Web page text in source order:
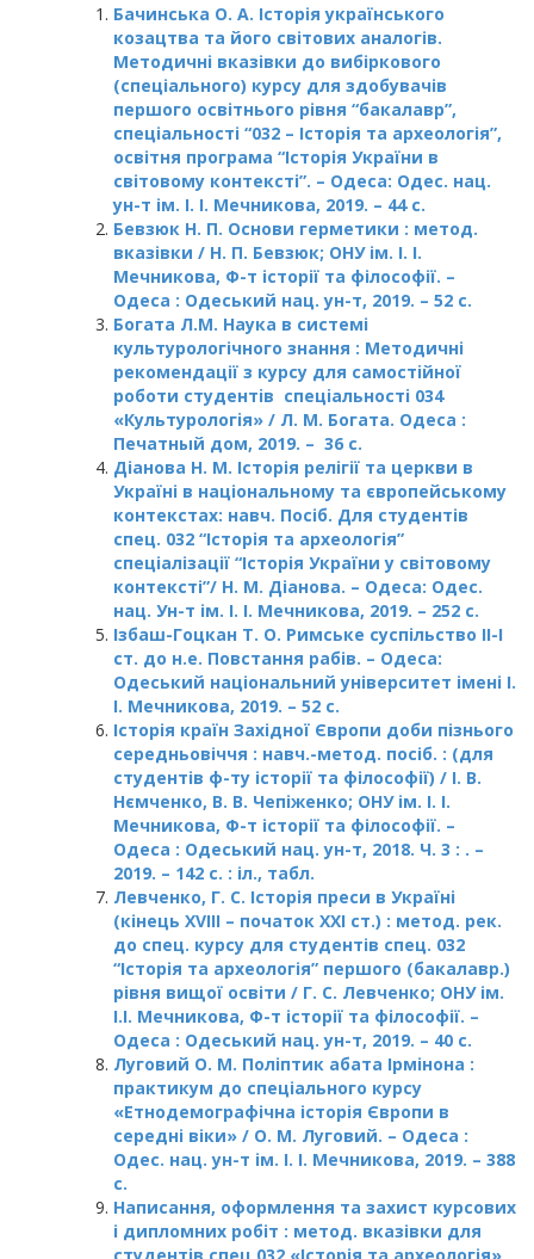
Бачинська О. А. Історія українського
козацтва та його світових аналогів.
Методичні вказівки до вибіркового
(спеціального) курсу для здобувачів
першого освітнього рівня “бакалавр”,
спеціальності “032 – Історія та археологія”,
освітня програма “Історія України в
світовому контексті”. – Одеса: Одес. нац.
ун-т ім. І. І. Мечникова, 2019. – 44 с.
Бевзюк Н. П. Основи герметики : метод.
вказівки / Н. П. Бевзюк; ОНУ ім. І. І.
Мечникова, Ф-т історії та філософії. –
Одеса : Одеський нац. ун-т, 2019. – 52 с.
Богата Л.М. Наука в системі
культурологічного знання : Методичні
рекомендації з курсу для самостiйноï
роботи студентiв спецiальностi 034
«Культурологiя» / Л. М. Богата. Одеса :
Печатный дом, 2019. – 36 с.
Діанова Н. М. Історія релігії та церкви в
Україні в національному та європейському
контекстах: навч. Посіб. Для студентів
спец. 032 “Історія та археологія”
спеціалізації “Історія України у світовому
контексті”/ Н. М. Діанова. – Одеса: Одес.
нац. Ун-т ім. І. І. Мечникова, 2019. – 252 с.
Ізбаш-Гоцкан Т. О. Римське суспільство II-I
ст. до н.е. Повстання рабів. – Одеса:
Одеський національний університет імені І.
І. Мечникова, 2019. – 52 с.
Історія країн Західної Європи доби пізнього
середньовіччя : навч.-метод. посіб. : (для
студентів ф-ту історії та філософії) / І. В.
Нємченко, В. В. Чепіженко; ОНУ ім. І. І.
Мечникова, Ф-т історії та філософії. –
Одеса : Одеський нац. ун-т, 2018. Ч. 3 : . –
2019. – 142 с. : іл., табл.
Левченко, Г. С. Історія преси в Україні
(кінець XVIII – початок XXI ст.) : метод. рек.
до спец. курсу для студентів спец. 032
“Історія та археологія” першого (бакалавр.)
рівня вищої освіти / Г. С. Левченко; ОНУ ім.
І.І. Мечникова, Ф-т історії та філософії. –
Одеса : Одеський нац. ун-т, 2019. – 40 c.
Луговий О. М. Поліптик абата Ірмінона :
практикум до спеціального курсу
«Етнодемографічна історія Європи в
середні віки» / О. М. Луговий. – Одеса :
Одес. нац. ун-т ім. І. І. Мечникова, 2019. – 388
с.
Написання, оформлення та захист курсових
і дипломних робіт : метод. вказівки для